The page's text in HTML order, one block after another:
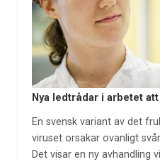
Nya ledtrådar i arbetet
En svensk variant av det
viruset orsakar ovanligt
Det visar en ny avhandling